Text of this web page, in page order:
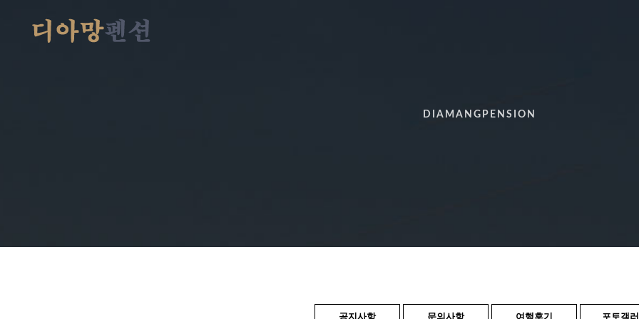
DIAMANGPENSION